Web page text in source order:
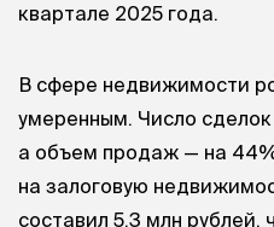
квартале 2025 года.
В сфере недвижимости
умеренным. Число
а объем продаж — на
на залоговую
составил 5,3 млн рублей,